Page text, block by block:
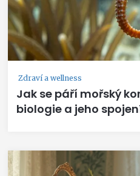
Zdraví a wellness
Jak se páří mořský
biologie a jeho